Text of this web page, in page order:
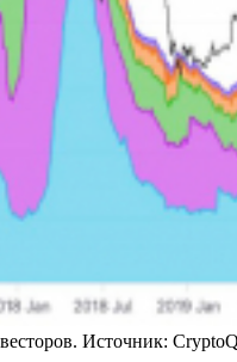
Источник: